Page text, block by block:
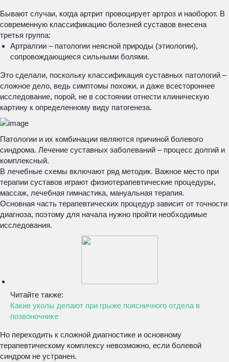
Бывают случаи, когда артрит провоцирует артроз и наоборот. В
современную классификацию болезней суставов внесена
третья группа:
Артралгии – патологии неясной природы (этиологии),
сопровождающиеся сильными болями.
Это сделали, поскольку классификация суставных патологий –
сложное дело, ведь симптомы похожи, и даже всестороннее
исследование, порой, не в состоянии отнести клиническую
картину к определенному виду патогенеза.
Патологии и их комбинации являются причиной болевого
синдрома. Лечение суставных заболеваний – процесс долгий и
комплексный.
В лечебные схемы включают ряд методик. Важное место при
терапии суставов играют физиотерапевтические процедуры,
массаж, лечебная гимнастика, мануальная терапия.
Основная часть терапевтических процедур зависит от точности
диагноза, поэтому для начала нужно пройти необходимые
исследования.
Читайте также:
Какие уколы делают при грыже поясничного отдела в
позвоночнике
Но переходить к сложной диагностике и основному
терапевтическому комплексу невозможно, если болевой
синдром не устранен.